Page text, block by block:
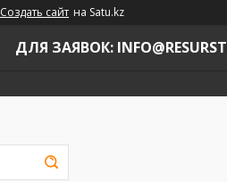
Создать сайт на Satu.kz
ДЛЯ ЗАЯВОК: